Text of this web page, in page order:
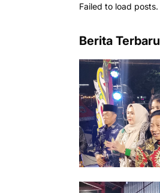
Failed to load posts.
Berita Terbaru